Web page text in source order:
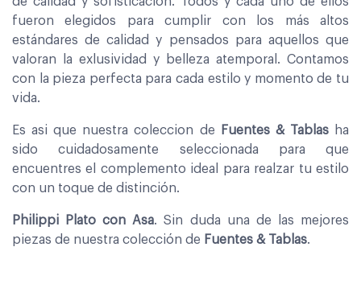
fueron elegidos para cumplir con los más altos
estándares de calidad y pensados para aquellos que
valoran la exlusividad y belleza atemporal. Contamos
con la pieza perfecta para cada estilo y momento de tu
vida.
Es asi que nuestra coleccion de Fuentes & Tablasha
sido cuidadosamente seleccionada para que
encuentres el complemento ideal para realzar tu estilo
con un toque de distinción.
Philippi Plato con Asa. Sin duda una de las mejores
piezas de nuestra colección de Fuentes & Tablas.